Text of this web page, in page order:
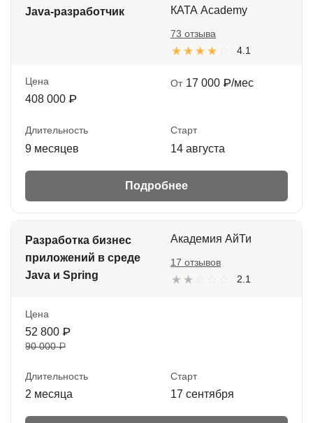
Java-разработчик КАТА Academy
4.1
73 отзыва
Цена
408 000 ₽
От 17 000 ₽/мес
Длительность
9 месяцев
Старт
14 августа
Подробнее
Разработка бизнес
приложений в среде
Java и Spring
Академия АйТи
2.1
17 отзывов
Цена
52 800 ₽
90 000 ₽
Длительность
2 месяца
Старт
17 сентября